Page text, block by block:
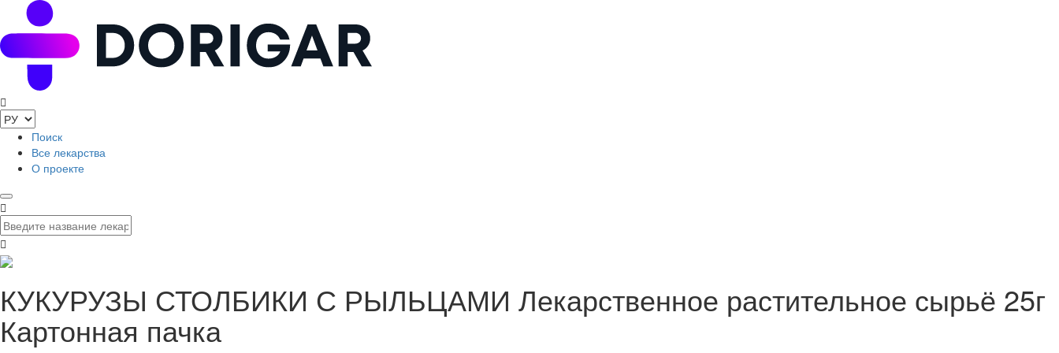
Поиск
Все лекарства
О проекте
КУКУРУЗЫ СТОЛБИКИ С РЫЛЬЦАМИ Лекарственное растительное сырьё 25г
Картонная пачка